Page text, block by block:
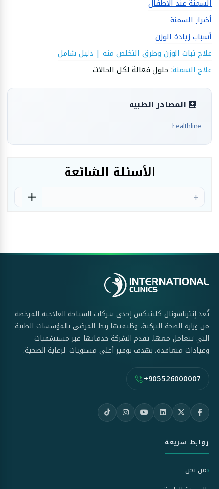
السمنة عند الأطفال
أضرار السمنة
أسباب زيادة الوزن
علاج ثبات الوزن وطرق التخلص منه | دليل شامل
علاج السمنة: حلول فعالة لكل الحالات
المصادر الطبية
healthline
الأسئلة الشائعة
تُعد إنترناشونال كلينيكس إحدى شركات السياحة العلاجية المرخصة
من وزارة الصحة التركية، وظيفتها ربط المرضى بالمؤسسات الطبية
التي تتعامل معها. تقدم الشركة خدماتها عبر مستشفيات
وعيادات متعاقدة، بهدف توفير أعلى مستويات الرعاية الصحية.
+905526000007
روابط سريعة
من نحن